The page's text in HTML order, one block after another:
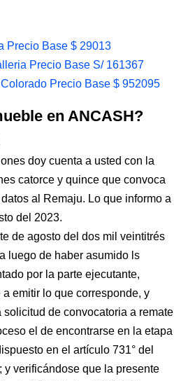
Precio Base $ 29013
Precio Base S/ 161367
Precio Base $ 952095
en ANCASH?
doy cuenta a usted con la
catorce y quince que convoca
al Remaju. Lo que informo a
del 2023.
de agosto del dos mil veintitrés
luego de haber asumido ls
por la parte ejecutante,
emitir lo que corresponde, y
de convocatoria a remate
el de encontrarse en la etapa
en el artículo 731° del
verificándose que la presente